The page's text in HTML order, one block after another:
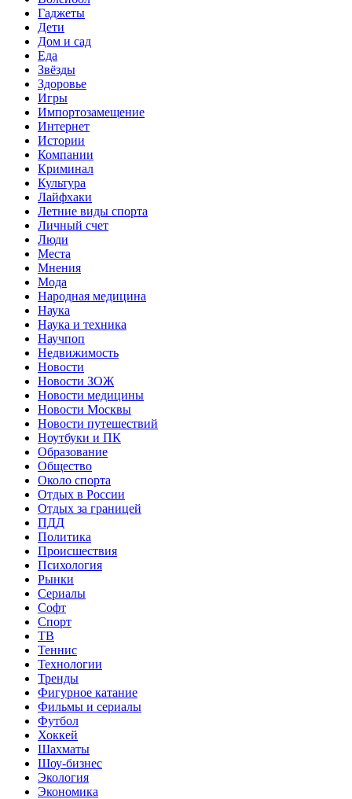
Гаджеты
Дети
Дом и сад
Еда
Звёзды
Здоровье
Игры
Импортозамещение
Интернет
Истории
Компании
Криминал
Культура
Лайфхаки
Летние виды спорта
Личный счет
Люди
Места
Мнения
Мода
Народная медицина
Наука
Наука и техника
Научпоп
Недвижимость
Новости
Новости ЗОЖ
Новости медицины
Новости Москвы
Новости путешествий
Ноутбуки и ПК
Образование
Общество
Около спорта
Отдых в России
Отдых за границей
ПДД
Политика
Происшествия
Психология
Рынки
Сериалы
Софт
Спорт
ТВ
Теннис
Технологии
Тренды
Фигурное катание
Фильмы и сериалы
Футбол
Хоккей
Шахматы
Шоу-бизнес
Экология
Экономика